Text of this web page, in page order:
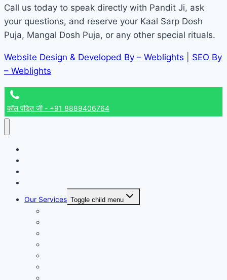
Call us today to speak directly with Pandit Ji, ask
your questions, and reserve your Kaal Sarp Dosh
Puja, Mangal Dosh Puja, or any other special rituals.
Website Design & Developed By – Weblights
SEO By
– Weblights
कॉल पंडित जी - +91 8889406764
Our Services Toggle child menu